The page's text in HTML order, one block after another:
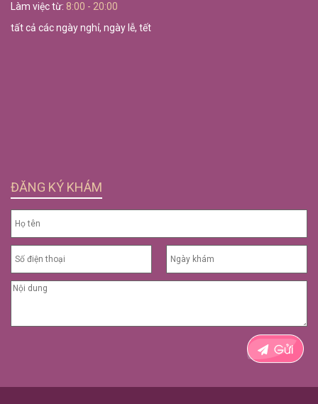
Làm việc từ: 8:00 - 20:00
tất cả các ngày nghỉ, ngày lễ, tết
ĐĂNG KÝ KHÁM